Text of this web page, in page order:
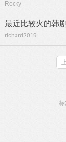
Rocky
最近比较火的韩
richard2019
标